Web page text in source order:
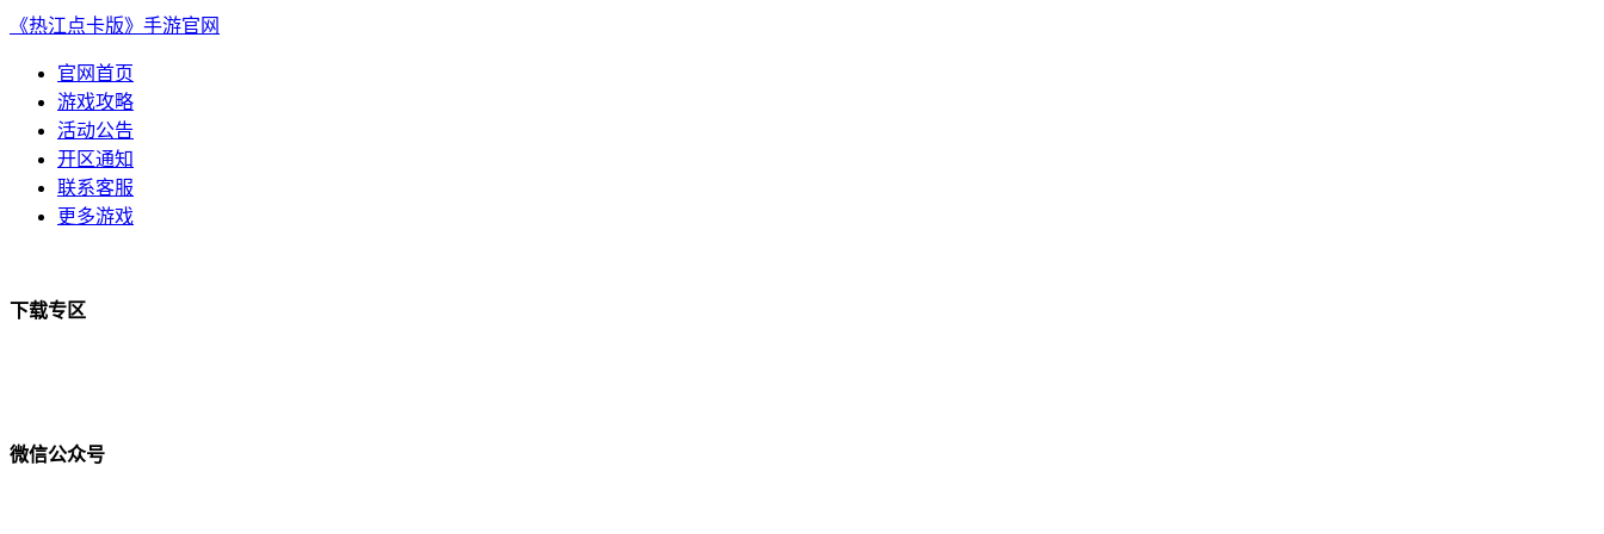
《热江点卡版》手游官网
官网首页
游戏攻略
活动公告
开区通知
联系客服
更多游戏
下载专区
微信公众号